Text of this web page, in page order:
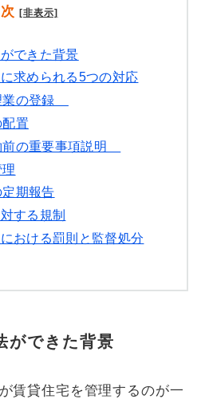
[非表示]
できた背景
求められる5つの対応
業の登録
置
前の重要事項説明
期報告
する規制
おける罰則と監督処分
ができた背景
賃貸住宅を管理するのが一